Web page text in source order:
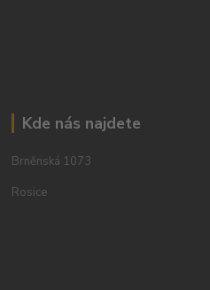
Kde nás najdete
Brněnská 1073
Rosice